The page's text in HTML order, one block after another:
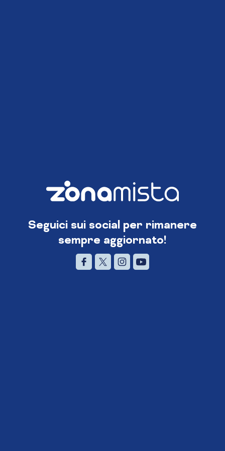
Seguici sui social per rimanere
sempre aggiornato!